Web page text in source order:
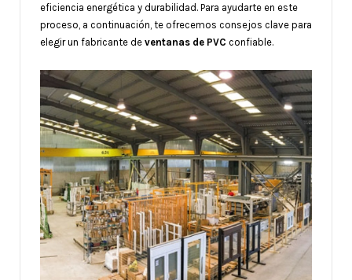
eficiencia energética y durabilidad. Para ayudarte en este
proceso, a continuación, te ofrecemos consejos clave para
elegir un fabricante de ventanas de PVC confiable.